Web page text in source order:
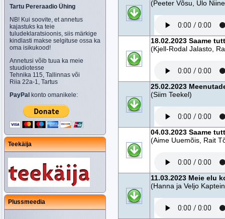
Tartu Pereraadio Ühing
NB! Kui soovite, et annetus
kajastuks ka teie
tuludeklaratsioonis, siis märkige
kindlasti makse selgituse ossa ka
oma isikukood!
Annetusi võib tuua ka meie
stuudiotesse
Tehnika 115, Tallinnas või
Riia 22a-1, Tartus
PayPal konto omanikele:
Teekäija
Plussmeedia
(Peeter Võsu, Ülo
18.02.2023 Saame
(Kjell-Rodal Jalasto,
25.02.2023
(Siim Teekel)
04.03.2023 Saame
(Aime Uuemõis, Rait
11.03.2023 Meie elu
(Hanna ja Veljo